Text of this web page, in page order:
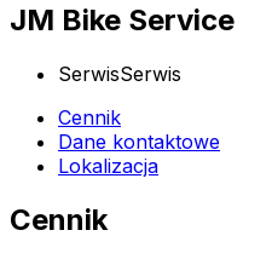
JM Bike Service
SerwisSerwis
Cennik
Dane kontaktowe
Lokalizacja
Cennik